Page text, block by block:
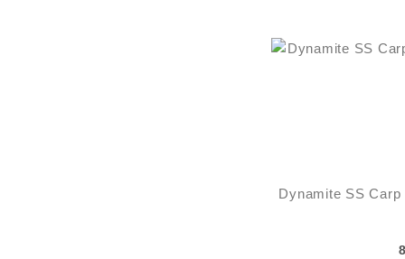
Dynamite SS